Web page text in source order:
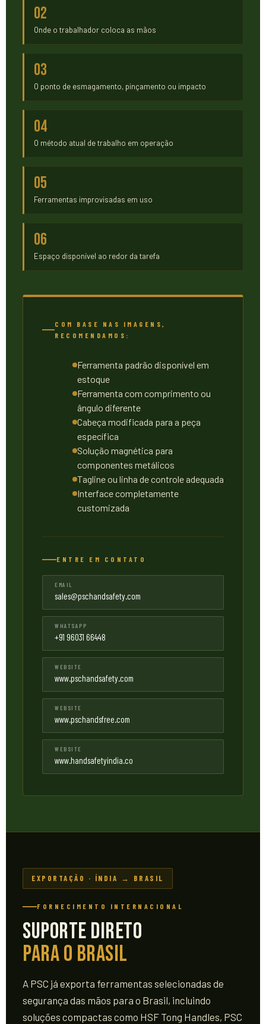
02
Onde o trabalhador coloca as mãos
03
O ponto de esmagamento, pinçamento ou impacto
04
O método atual de trabalho em operação
05
Ferramentas improvisadas em uso
06
Espaço disponível ao redor da tarefa
COM BASE NAS IMAGENS,
RECOMENDAMOS:
Ferramenta padrão disponível em
estoque
Ferramenta com comprimento ou
ângulo diferente
Cabeça modificada para a peça
específica
Solução magnética para
componentes metálicos
Tagline ou linha de controle adequada
Interface completamente
customizada
ENTRE EM CONTATO
EMAIL
sales@pschandsafety.com
WHATSAPP
+91 96031 66448
WEBSITE
www.pschandsafety.com
WEBSITE
www.pschandsfree.com
WEBSITE
www.handsafetyindia.co
EXPORTAÇÃO · ÍNDIA → BRASIL
FORNECIMENTO INTERNACIONAL
Suporte Direto
para o Brasil
A PSC já exporta ferramentas selecionadas de
segurança das mãos para o Brasil, incluindo
soluções compactas como HSF Tong Handles, PSC